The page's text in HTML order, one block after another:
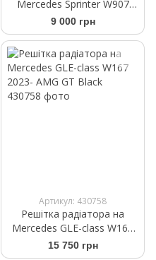
Mercedes Sprinter W907
2017- GT Chrome Black
9 000 грн
Артикул: 430758
Решітка радіатора на
Mercedes GLE-class W167
2023- AMG GT Black
15 750 грн